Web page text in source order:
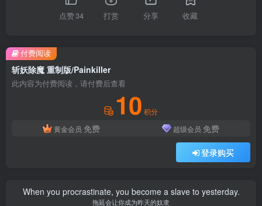
点赞34 打赏 分享 收藏
斩妖除魔 重制版/Painkiller
此内容为付费阅读，请付费后查看
10 积分
黄金会员 免费 超级会员 免费
登录购买
付费阅读
When you procrastinate, you become a slave to yesterday.
拖延会让你成为昨天的奴隶